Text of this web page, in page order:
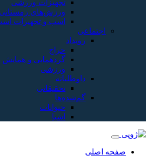
تجهیزات ورزشی
ورزش‌های زمستانی
اسب و تجهیزات
اجتماعی
رویداد
حراج
گردهمایی و همایش
ورزشی
داوطلبانه
تحقیقاتی
گم‌شده‌ها
حیوانات
اشیا
صفحه اصلی